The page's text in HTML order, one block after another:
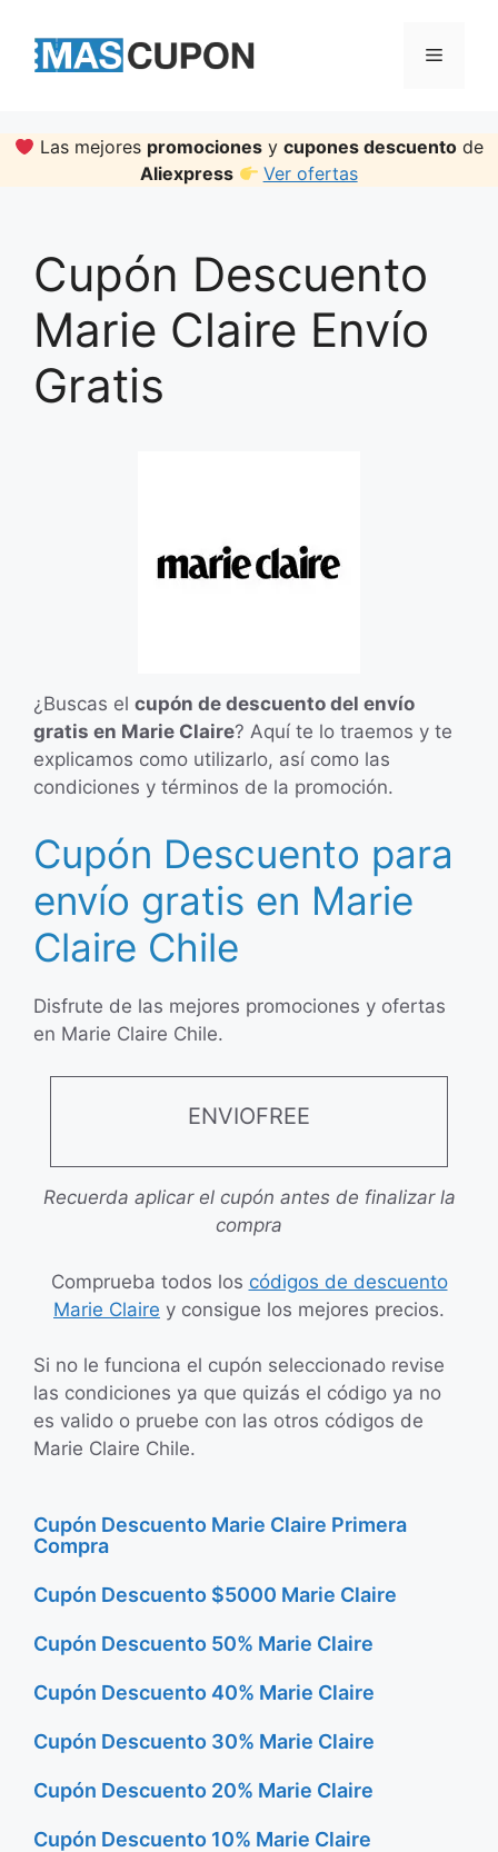
content
Menu
Las mejores promociones ycupones descuento de
Aliexpress
Ver ofertas
Cupón Descuento
Marie Claire Envío
Gratis
¿Buscas el cupón de descuento del envío
gratis en Marie Claire? Aquí te lo traemos y te
explicamos como utilizarlo, así como las
condiciones y términos de la promoción.
Cupón Descuento para
envío gratis en Marie
Claire Chile
Disfrute de las mejores promociones y ofertas
en Marie Claire Chile.
ENVIOFREE
Recuerda aplicar el cupón antes de finalizar la
compra
Comprueba todos los códigos de descuento
Marie Claire y consigue los mejores precios.
Si no le funciona el cupón seleccionado revise
las condiciones ya que quizás el código ya no
es valido o pruebe con las otros códigos de
Marie Claire Chile.
Cupón Descuento Marie Claire Primera
Compra
Cupón Descuento $5000 Marie Claire
Cupón Descuento 50% Marie Claire
Cupón Descuento 40% Marie Claire
Cupón Descuento 30% Marie Claire
Cupón Descuento 20% Marie Claire
Cupón Descuento 10% Marie Claire